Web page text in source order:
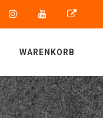
WARENKORB